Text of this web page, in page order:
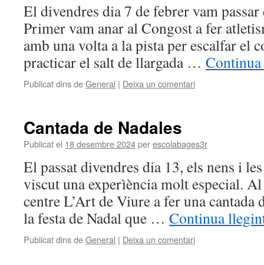
El divendres dia 7 de febrer vam
Primer vam anar al Congost a fer
amb una volta a la pista per escalfar el
practicar el salt de llargada …
Publicat dins deGeneral | Deixa un comentari
Cantada de Nadales
Publicat el 18 desembre 2024perescolabages3r
El passat divendres dia 13, els nens i
viscut una experìència molt especial.
centre L’Art de Viure a fer una cantada
la festa de Nadal que … Continua
Publicat dins deGeneral | Deixa un comentari